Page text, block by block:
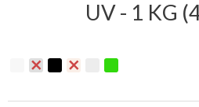
UV - 1 KG
Resina
Impresión